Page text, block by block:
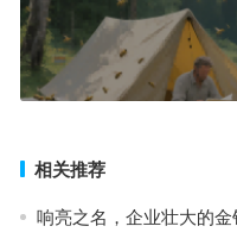
相关推荐
响亮之名，企业壮大的